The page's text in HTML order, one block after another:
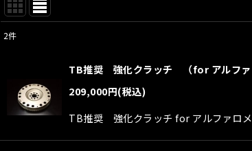
並び順:
2件
TB推奨 強化クラッチ （for アルフ
209,000円(税込)
TB推奨 強化クラッチ for アルファロ